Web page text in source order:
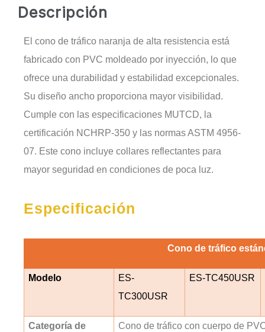
Descripción
El cono de tráfico naranja de alta resistencia está
fabricado con PVC moldeado por inyección, lo que
ofrece una durabilidad y estabilidad excepcionales.
Su diseño ancho proporciona mayor visibilidad.
Cumple con las especificaciones MUTCD, la
certificación NCHRP-350 y las normas ASTM 4956-
07. Este cono incluye collares reflectantes para
mayor seguridad en condiciones de poca luz.
Especificación
Cono de tráfico
Modelo
ES-
TC300USR
ES-TC450USR
Categoría de Cono de tráfico con cuerpo de